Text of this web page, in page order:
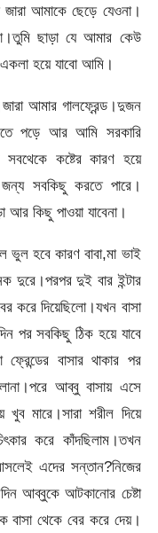
আমাকে ছেড়ে যেওনা।
ছাড়া যে আমার কেউ
হয়ে যাবো আমি।
আমার গালফ্রেন্ড।দুজন
পড়ে আর আমি সরকারি
কষ্টের কারণ হয়ে
জন্য সবকিছু করতে পারে।
আর কিছু পাওয়া যাবেনা।
হবে কারণ বাবা,মা ভাই
দুরে।পরপর দুই বার ইন্টার
করে দিয়েছিলো।যখন বাসা
পর সবকিছু ঠিক হয়ে যাবে
বাসার থাকার পর
আব্বু বাসায় এসে
মারে।সারা শরীল দিয়ে
করে কাঁদছিলাম।তখন
এদের সন্তান?নিজের
আব্বুকে আটকানোর চেষ্টা
বাসা থেকে বের করে দেয়।